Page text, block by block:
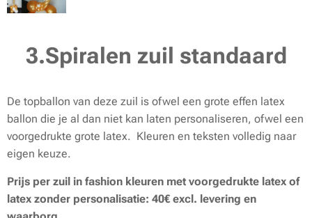
3.Spiralen zuil standaard
De topballon van deze zuil is ofwel een grote effen latex
ballon die je al dan niet kan laten personaliseren, ofwel een
voorgedrukte grote latex. Kleuren en teksten volledig naar
eigen keuze.
Prijs per zuil in fashion kleuren met voorgedrukte latex of
latex zonder personalisatie: 40€ excl. levering en